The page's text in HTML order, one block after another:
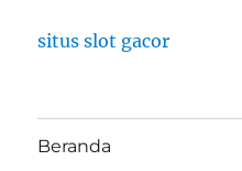
situs slot gacor
Beranda